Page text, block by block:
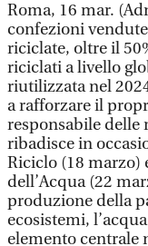
Roma, 16 mar.
confezioni
riciclate, oltre il
riciclati a livello
riutilizzata nel
a rafforzare il
responsabile delle
ribadisce in
Riciclo (18 marzo)
dell’Acqua (22
produzione della
ecosistemi,
elemento centrale